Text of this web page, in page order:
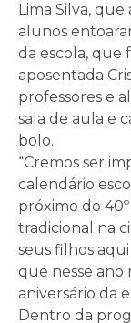
Lima Silva,
alunos
da escola, que
aposentada
professores e
sala de aula e
bolo.
“Cremos ser
calendário
próximo do
tradicional na
seus filhos
que nesse ano
aniversário da
Dentro da